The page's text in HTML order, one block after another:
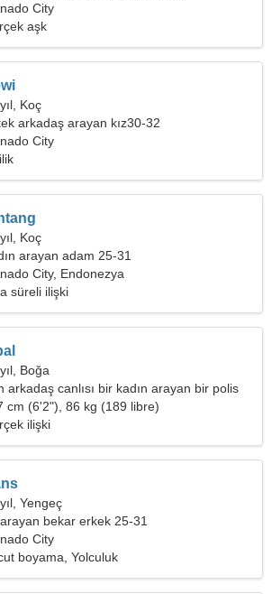
City
aşk
Koç
arkadaş arayan kız30-32
City
Koç
arayan adam 25-31
City, Endonezya
süreli ilişki
Boğa
arkadaş canlısı bir kadın arayan bir polis
cm (6'2"), 86 kg (189 libre)
ilişki
Yengeç
bekar erkek 25-31
City
boyama, Yolculuk